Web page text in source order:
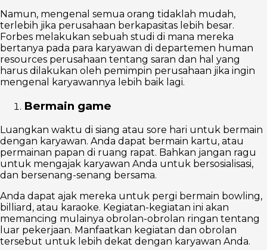
Namun, mengenal semua orang tidaklah mudah,
terlebih jika perusahaan berkapasitas lebih besar.
Forbes melakukan sebuah studi di mana mereka
bertanya pada para karyawan di departemen human
resources perusahaan tentang saran dan hal yang
harus dilakukan oleh pemimpin perusahaan jika ingin
mengenal karyawannya lebih baik lagi.
Bermain game
Luangkan waktu di siang atau sore hari untuk bermain
dengan karyawan. Anda dapat bermain kartu, atau
permainan papan di ruang rapat. Bahkan jangan ragu
untuk mengajak karyawan Anda untuk bersosialisasi,
dan bersenang-senang bersama.
Anda dapat ajak mereka untuk pergi bermain bowling,
billiard, atau karaoke. Kegiatan-kegiatan ini akan
memancing mulainya obrolan-obrolan ringan tentang
luar pekerjaan. Manfaatkan kegiatan dan obrolan
tersebut untuk lebih dekat dengan karyawan Anda.